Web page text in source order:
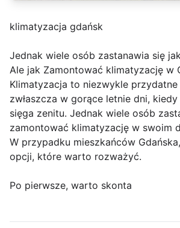
klimatyzacja gdańsk
Jednak wiele osób zastanawia się
Ale jak Zamontować klimatyzację w
Klimatyzacja to niezwykle przydatne
zwłaszcza w gorące letnie dni,
sięga zenitu. Jednak wiele osób
zamontować klimatyzację w swoim
W przypadku mieszkańców
opcji, które warto rozważyć.
Po pierwsze, warto skonta